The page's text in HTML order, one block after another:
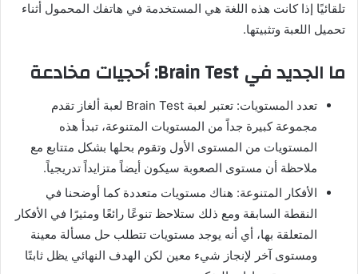
تلقائيًا إذا كانت هذه اللغة هي المستخدمة في هاتفك المحمول أثناء
تحميل اللعبة وتثبيتها.
ما الجديد في Brain Test: أحجيات مخادعة
تعدد المستويات: تعتبر لعبة Brain Test لعبة ألغاز تقدم
مجموعة كبيرة جداً من المستويات المتنوعة، تبدأ هذه
المستويات من المستوى الأول وتقوم بحلها بشكل متتابع مع
ملاحظة أن مستوى الصعوبة سيكون أيضاً متزايداً تدريجياً.
الأفكار المتنوعة: هناك مستويات متعددة كما أوضحنا في
النقطة السابقة ومع ذلك ستلاحظ تنوعًا رائعًا ومثيرًا في الأفكار
المتعلقة بها، أي أنه يوجد مستويات تتطلب حل مسألة معينة
ومستوى آخر لإنجاز شيء معين لكن الهدف النهائي يظل ثابتًا